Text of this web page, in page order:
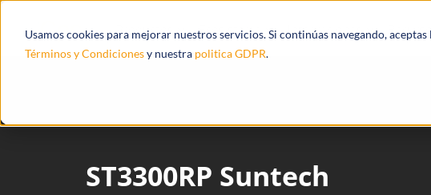
Usamos cookies para mejorar nuestros servicios. Si continúas navegando, aceptas
Términos y Condicionesy nuestra politica GDPR.
Productos Ecosistema Integraciones Recursos
ST3300RP Suntech